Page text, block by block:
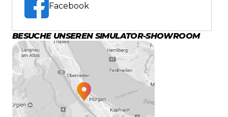
Facebook
BESUCHE UNSEREN SIMULATOR-SHOWROOM